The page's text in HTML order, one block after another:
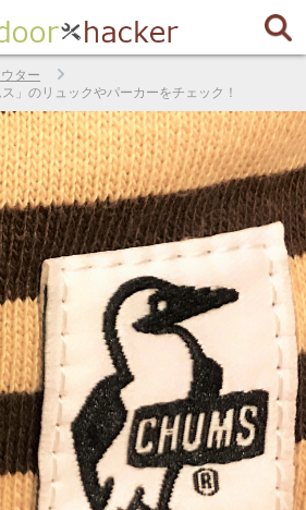
ター
」のリュックやパーカーをチェック！